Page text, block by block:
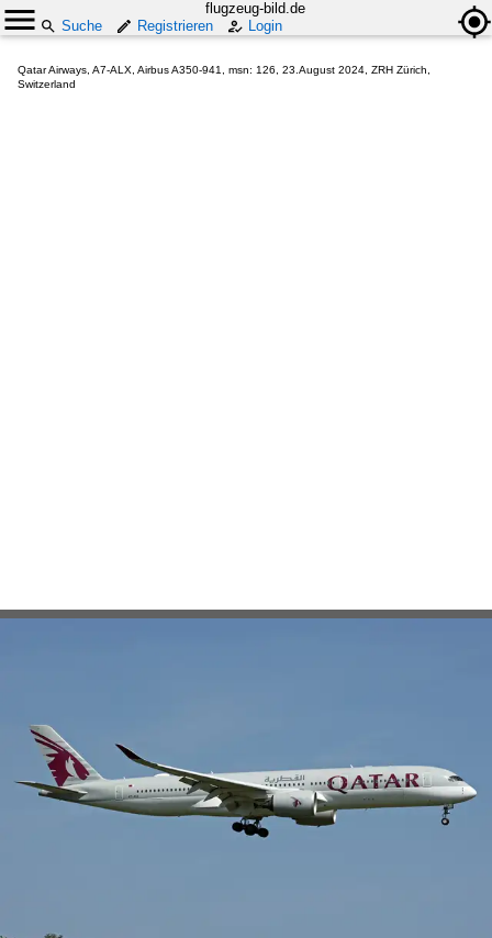
flugzeug-bild.de
Suche
Registrieren Login
Qatar Airways, A7-ALX, Airbus A350-941, msn: 126, 23.August 2024, ZRH Zürich,
Switzerland